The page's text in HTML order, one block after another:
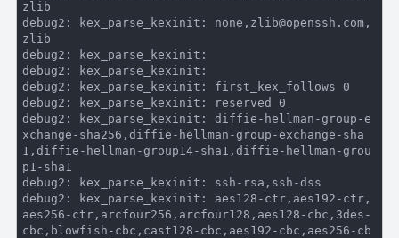
debug2:
kex_parse_kexinit: none,zlib@openssh.com,
debug2:
debug2:
debug2:
kex_parse_kexinit: first_kex_follows 0
debug2:
kex_parse_kexinit: reserved 0
debug2:
kex_parse_kexinit: diffie-hellman-group-e
xchange-sha256,diffie-hellman-group-exchange-sha
1,diffie-hellman-group14-sha1,diffie-hellman-grou
debug2:
debug2:
kex_parse_kexinit: aes128-ctr,aes192-ctr,
aes256-ctr,arcfour256,arcfour128,aes128-cbc, 3des-
cbc,blowfish-cbc,cast128-cbc,aes192-cbc,aes256-cb